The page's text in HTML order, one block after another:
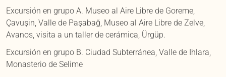
Excursión en grupo A. Museo al Aire Libre de Goreme,
Çavuşin, Valle de Paşabağ, Museo al Aire Libre de Zelve,
Avanos, visita a un taller de cerámica, Ürgüp.
Excursión en grupo B. Ciudad Subterránea, Valle de Ihlara,
Monasterio de Selime